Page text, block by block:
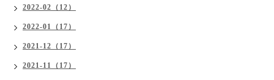
2022-02（12）
2022-01（17）
2021-12（17）
2021-11（17）